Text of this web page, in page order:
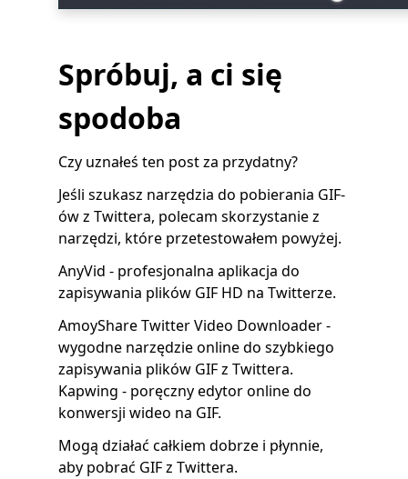
Spróbuj, a ci się
spodoba
Czy uznałeś ten post za przydatny?
Jeśli szukasz narzędzia do pobierania GIF-
ów z Twittera, polecam skorzystanie z
narzędzi, które przetestowałem powyżej.
AnyVid - profesjonalna aplikacja do
zapisywania plików GIF HD na Twitterze.
AmoyShare Twitter Video Downloader -
wygodne narzędzie online do szybkiego
zapisywania plików GIF z Twittera.
Kapwing - poręczny edytor online do
konwersji wideo na GIF.
Mogą działać całkiem dobrze i płynnie,
aby pobrać GIF z Twittera.